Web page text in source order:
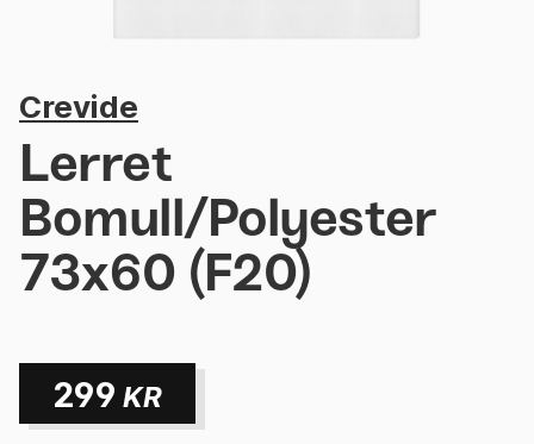
Crevide
Lerret
Bomull/Polyester
73x60 (F20)
299 KR